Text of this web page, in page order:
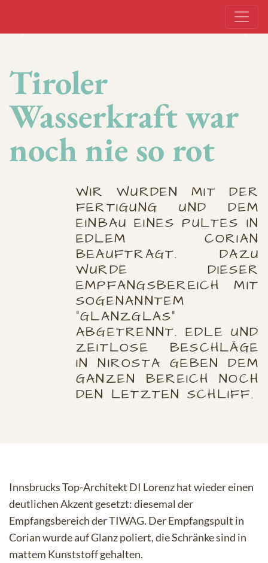
Previous Next
Tiroler
Wasserkraft war
noch nie so rot
WIR WURDEN MIT DER
FERTIGUNG UND DEM
EINBAU EINES PULTES IN
EDLEM CORIAN
BEAUFTRAGT. DAZU
WURDE DIESER
EMPFANGSBEREICH MIT
SOGENANNTEM
"GLANZGLAS"
ABGETRENNT. EDLE UND
ZEITLOSE BESCHLÄGE
IN NIROSTA GEBEN DEM
GANZEN BEREICH NOCH
DEN LETZTEN SCHLIFF.
Innsbrucks Top-Architekt DI Lorenz hat wieder einen
deutlichen Akzent gesetzt: diesemal der
Empfangsbereich der TIWAG. Der Empfangspult in
Corian wurde auf Glanz poliert, die Schränke sind in
mattem Kunststoff gehalten.